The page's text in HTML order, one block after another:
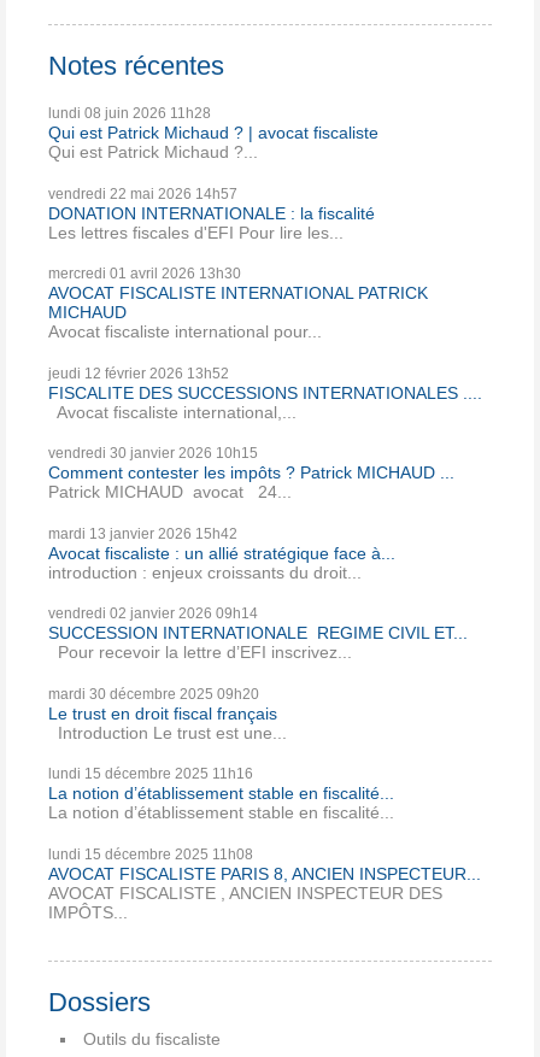
Notes récentes
lundi 08 juin 2026 11h28
Qui est Patrick Michaud ? | avocat fiscaliste
Qui est Patrick Michaud ?...
vendredi 22 mai 2026 14h57
DONATION INTERNATIONALE : la fiscalité
Les lettres fiscales d'EFI Pour lire les...
mercredi 01 avril 2026 13h30
AVOCAT FISCALISTE INTERNATIONAL PATRICK
MICHAUD
Avocat fiscaliste international pour...
jeudi 12 février 2026 13h52
FISCALITE DES SUCCESSIONS INTERNATIONALES ....
Avocat fiscaliste international,...
vendredi 30 janvier 2026 10h15
Comment contester les impôts ? Patrick MICHAUD ...
Patrick MICHAUD avocat 24...
mardi 13 janvier 2026 15h42
Avocat fiscaliste : un allié stratégique face à...
introduction : enjeux croissants du droit...
vendredi 02 janvier 2026 09h14
SUCCESSION INTERNATIONALE REGIME CIVIL ET...
Pour recevoir la lettre d’EFI inscrivez...
mardi 30 décembre 2025 09h20
Le trust en droit fiscal français
Introduction Le trust est une...
lundi 15 décembre 2025 11h16
La notion d’établissement stable en fiscalité...
La notion d’établissement stable en fiscalité...
lundi 15 décembre 2025 11h08
AVOCAT FISCALISTE PARIS 8, ANCIEN INSPECTEUR...
AVOCAT FISCALISTE , ANCIEN INSPECTEUR DES
IMPÔTS...
Dossiers
Outils du fiscaliste